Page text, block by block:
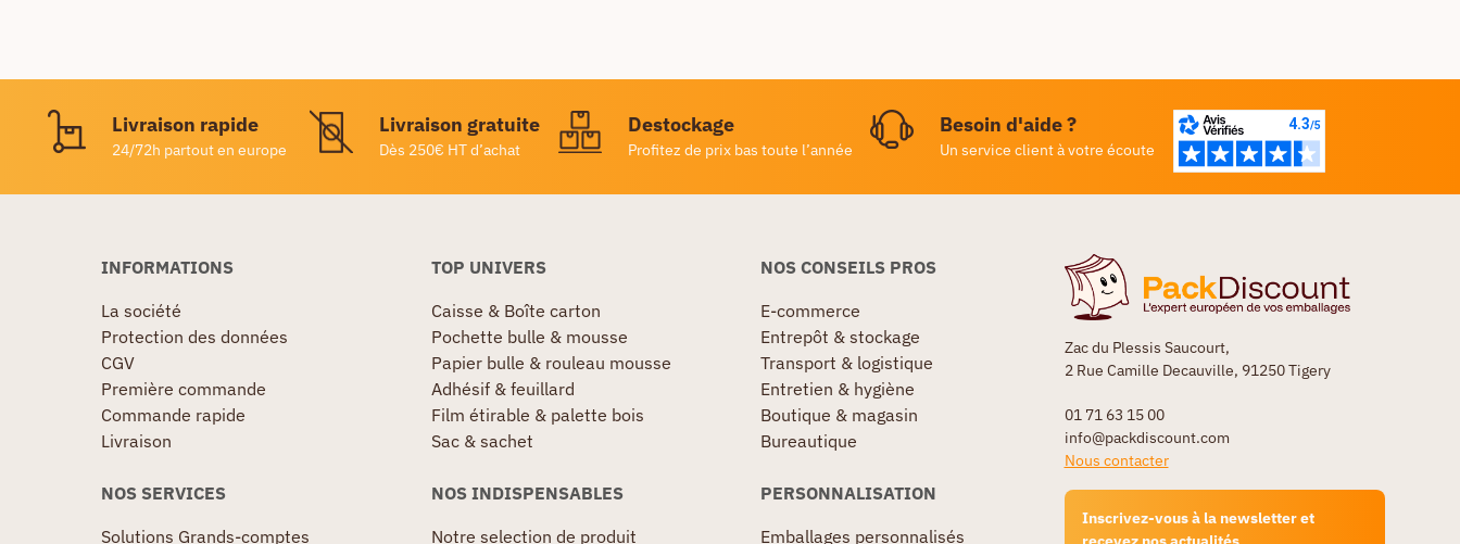
Livraison rapide
24/72h partout en europe
Livraison gratuite
Dès 250€ HT d’achat
Destockage
Profitez de prix bas toute l’année
Besoin d'aide ?
Un service client à votre écoute
Zac du Plessis Saucourt,
2 Rue Camille Decauville, 91250 Tigery
01 71 63 15 00
info@packdiscount.com
Nous contacter
Inscrivez-vous à la newsletter et
INFORMATIONS
La société
Protection des données
CGV
Première commande
Commande rapide
Livraison
TOP UNIVERS
Caisse & Boîte carton
Pochette bulle & mousse
Papier bulle & rouleau mousse
Adhésif & feuillard
Film étirable & palette bois
Sac & sachet
NOS CONSEILS PROS
E-commerce
Entrepôt & stockage
Transport & logistique
Entretien & hygiène
Boutique & magasin
Bureautique
NOS SERVICES
Solutions Grands-comptes
NOS INDISPENSABLES
Notre selection de produit
PERSONNALISATION
Emballages personnalisés